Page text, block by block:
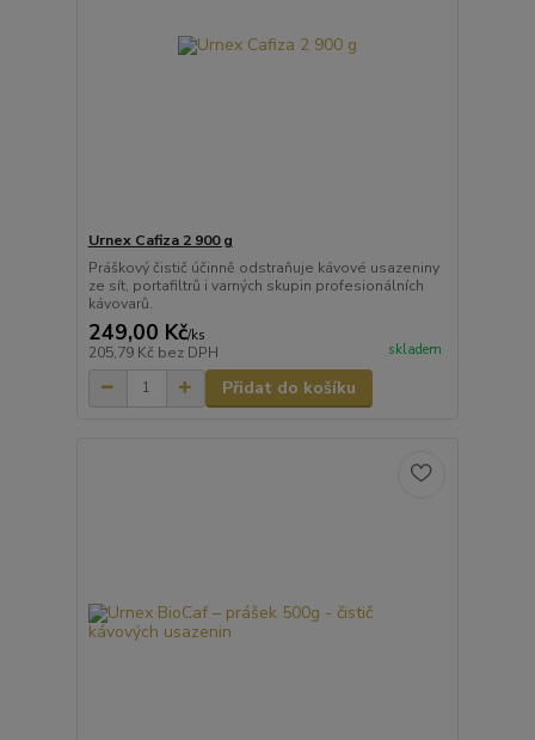
Urnex Cafiza 2 900 g
Práškový čistič účinně odstraňuje kávové usazeniny
ze sít, portafiltrů i varných skupin profesionálních
kávovarů.
249,00 Kč/ks
205,79 Kč bez DPH skladem
Přidat do košíku